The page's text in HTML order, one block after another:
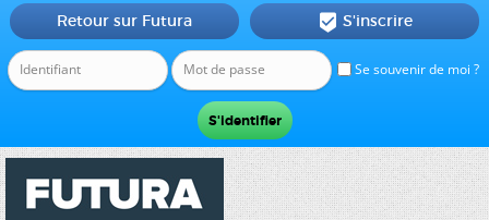
Se souvenir de moi ?
Retour sur Futura  S'inscrire